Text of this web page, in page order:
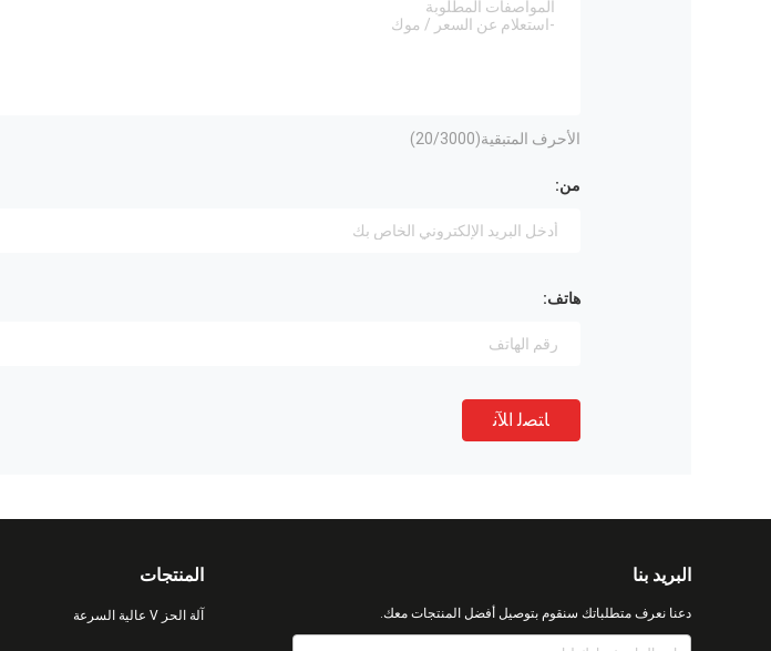
الأحرف المتبقية( 20/3000)
من:
هاتف:
ﺎﺘﺼﻟ ﺍﻶﻧ
المنتجات
آلة الحز V عالية السرعة
البريد بنا
دعنا نعرف متطلباتك سنقوم بتوصيل أفضل المنتجات معك.